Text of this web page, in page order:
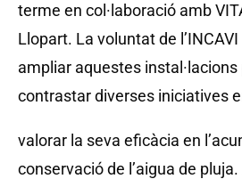
terme en col·laboració amb
Llopart. La voluntat de
ampliar aquestes instal·lacions
contrastar diverses iniciatives
valorar la seva eficàcia en
conservació de l’aigua de